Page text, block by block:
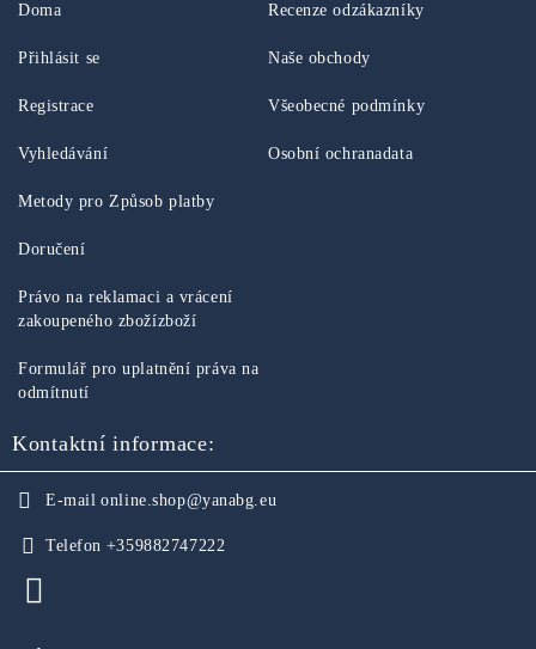
Doma
Přihlásit se
Registrace
Vyhledávání
Recenze odzákazníky
Naše obchody
Všeobecné podmínky
Osobní ochranadata
Metody pro Způsob platby
Doručení
Právo na reklamaci a vrácení
zakoupeného zbožízboží
Formulář pro uplatnění práva na
odmítnutí
Kontaktní informace:
E-mail online.shop@yanabg.eu
Telefon +359882747222